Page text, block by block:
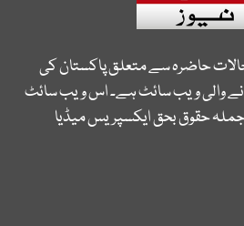
حاضرہ سے متعلق پاکستان کی
والی ویب سائٹ ہے۔ اس ویب سائٹ
جملہ حقوق بحق ایکسپریس میڈیا